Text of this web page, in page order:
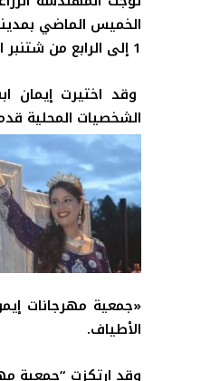
1 إلى الرابع من شتنبر الجاري، تحت شعار “إموزار كندر عاصمة التفاح بالمغرب”.
وقد اختيرت إيمان
الشخصيات المحلية
«جمعية مهرجانات
الأطياف.